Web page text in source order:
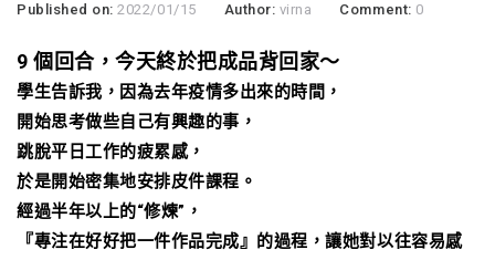
Published on:2022/01/15 Author: virna Comment: 0
9 個回合，今天終於把成品背回家～
學生告訴我，因為去年疫情多出來的時間，
開始思考做些自己有興趣的事，
跳脫平日工作的疲累感，
於是開始密集地安排皮件課程。
經過半年以上的“修煉”，
『專注在好好把一件作品完成』的過程，讓她對以往容易感